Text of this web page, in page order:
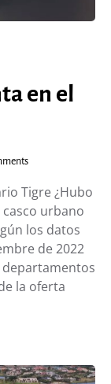
en el
Tigre ¿Hubo
urbano
los datos
de 2022
la oferta